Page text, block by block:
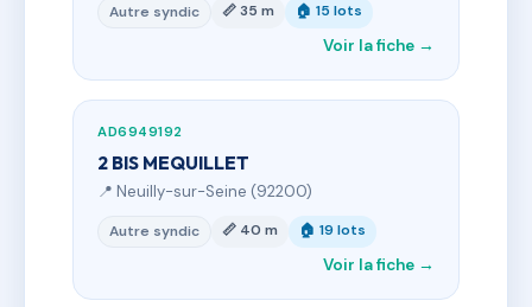
Autre syndic 📏 35 m 🏠 15 lots
Voir la fiche →
AD6949192
2 BIS MEQUILLET
📍 Neuilly-sur-Seine (92200)
Autre syndic 📏 40 m 🏠 19 lots
Voir la fiche →